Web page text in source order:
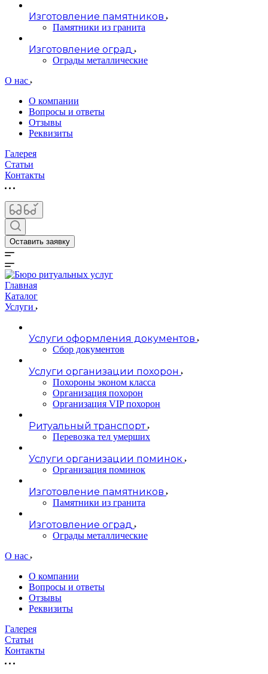
Изготовление памятников
Памятники из гранита
Изготовление оград
Ограды металлические
О нас
О компании
Вопросы и ответы
Отзывы
Реквизиты
Галерея
Статьи
Контакты
Оставить заявку
Главная
Каталог
Услуги
Услуги оформления документов
Сбор документов
Услуги организации похорон
Похороны эконом класса
Организация похорон
Организация VIP похорон
Ритуальный транспорт
Перевозка тел умерших
Услуги организации поминок
Организация поминок
Изготовление памятников
Памятники из гранита
Изготовление оград
Ограды металлические
О нас
О компании
Вопросы и ответы
Отзывы
Реквизиты
Галерея
Статьи
Контакты